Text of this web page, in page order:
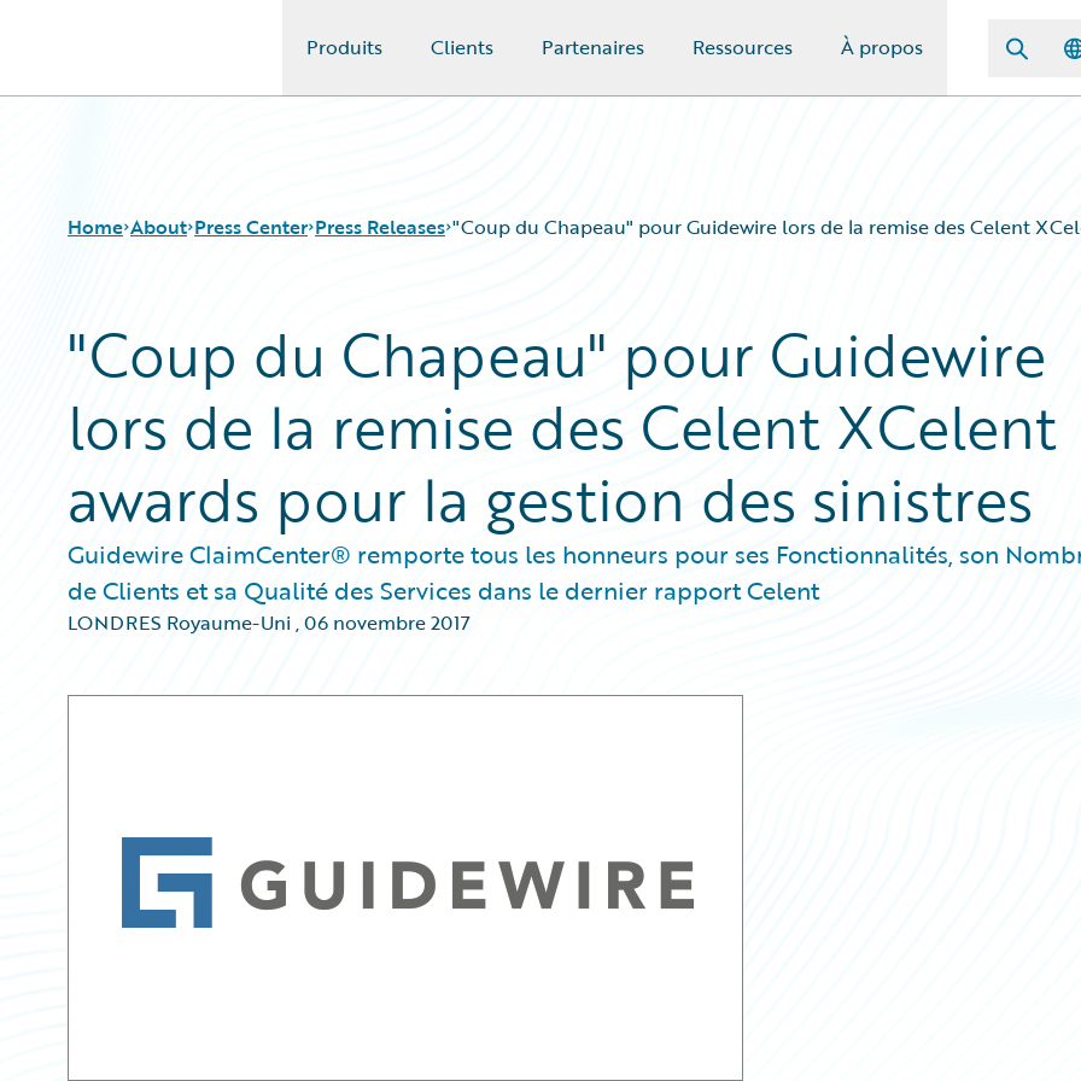
Produits Clients Partenaires Ressources À propos
Home About Press Center Press Releases "Coup du Chapeau" pour Guidewire lors de la remise des Celent
"Coup du Chapeau" pour Guidewire
lors de la remise des Celent XCelent
awards pour la gestion des sinistres
Guidewire ClaimCenter® remporte tous les honneurs pour ses Fonctionnalités, son
de Clients et sa Qualité des Services dans le dernier rapport Celent
LONDRES Royaume-Uni ,06 novembre 2017